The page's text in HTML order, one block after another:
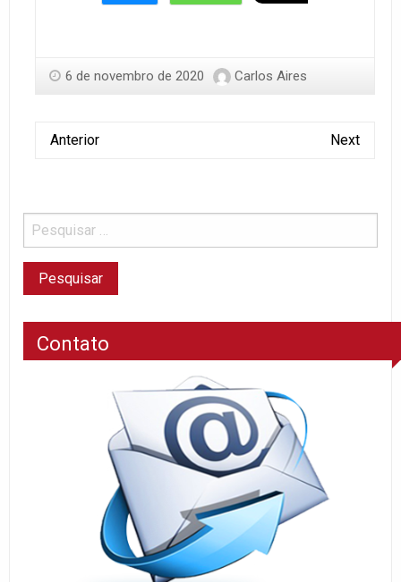
6 de novembro de 2020 Carlos Aires
Anterior Next
Contato